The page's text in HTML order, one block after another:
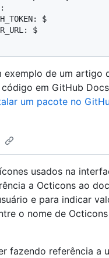
exemplo de um artigo
em GitHub
um pacote no
usados na
a Octicons ao
e para indicar
o nome de
fazendo referência a